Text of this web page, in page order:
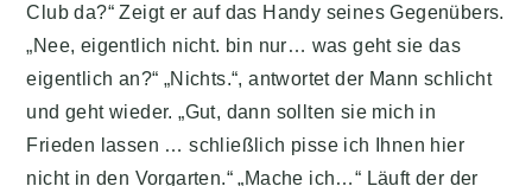
Club da?“ Zeigt er auf das Handy seines Gegenübers.
„Nee, eigentlich nicht. bin nur… was geht sie das
eigentlich an?“ „Nichts.“, antwortet der Mann schlicht
und geht wieder. „Gut, dann sollten sie mich in
Frieden lassen … schließlich pisse ich Ihnen hier
nicht in den Vorgarten.“ „Mache ich…“ Läuft der der